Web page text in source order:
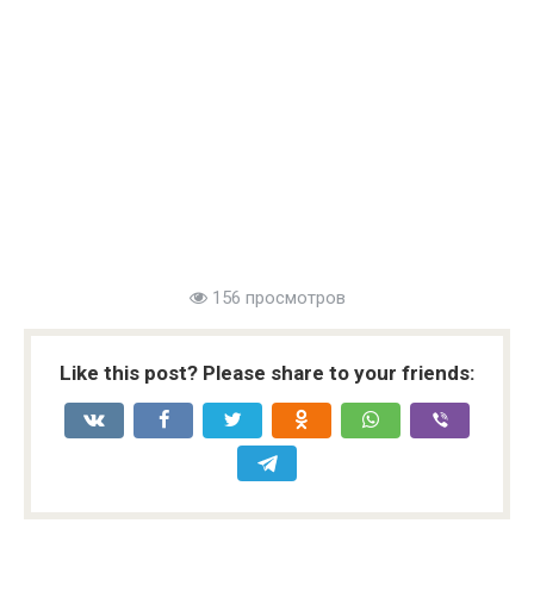
156 просмотров
Like this post? Please share to your friends: